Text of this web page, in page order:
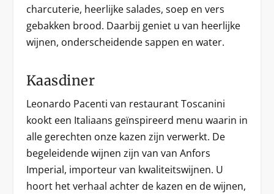
charcuterie, heerlijke salades, soep en vers
gebakken brood. Daarbij geniet u van heerlijke
wijnen, onderscheidende sappen en water.
Kaasdiner
Leonardo Pacenti van restaurant Toscanini
kookt een Italiaans geïnspireerd menu waarin in
alle gerechten onze kazen zijn verwerkt. De
begeleidende wijnen zijn van van Anfors
Imperial, importeur van kwaliteitswijnen. U
hoort het verhaal achter de kazen en de wijnen,